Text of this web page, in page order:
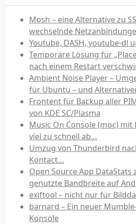
Mosh – eine Alternative zu
wechselnde
Youtube, DASH, youtube-dl
Temporäre Lösung für
nach einem Restart
Ambient Noise Player –
für Ubuntu – und
Frontent für Backup aller
von KDE SC/Plasma
Music On Console (moc) mit
viel zu schnell ab…
Umzug von Thunderbird
Kontact…
Open Source App DataStats
genutzte Bandbreite auf
exiftool – nicht nur für
barnard – Ein neuer
Konsole